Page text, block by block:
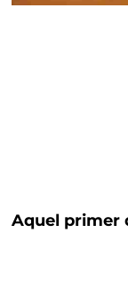
Aquel primer